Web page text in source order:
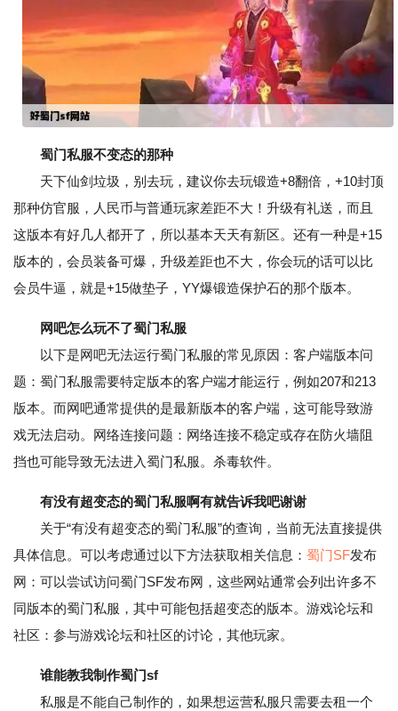
蜀门私服不变态的那种
天下仙剑垃圾，别去玩，建议你去玩锻造+8翻倍，+10封顶
那种仿官服，人民币与普通玩家差距不大！升级有礼送，而且
这版本有好几人都开了，所以基本天天有新区。还有一种是+15
版本的，会员装备可爆，升级差距也不大，你会玩的话可以比
会员牛逼，就是+15做垫子，YY爆锻造保护石的那个版本。
网吧怎么玩不了蜀门私服
以下是网吧无法运行蜀门私服的常见原因：客户端版本问
题：蜀门私服需要特定版本的客户端才能运行，例如207和213
版本。而网吧通常提供的是最新版本的客户端，这可能导致游
戏无法启动。网络连接问题：网络连接不稳定或存在防火墙阻
挡也可能导致无法进入蜀门私服。杀毒软件。
有没有超变态的蜀门私服啊有就告诉我吧谢谢
关于“有没有超变态的蜀门私服”的查询，当前无法直接提供
具体信息。可以考虑通过以下方法获取相关信息： 蜀门SF发布
网：可以尝试访问蜀门SF发布网，这些网站通常会列出许多不
同版本的蜀门私服，其中可能包括超变态的版本。游戏论坛和
社区：参与游戏论坛和社区的讨论，其他玩家。
谁能教我制作蜀门sf
私服是不能自己制作的，如果想运营私服只需要去租一个